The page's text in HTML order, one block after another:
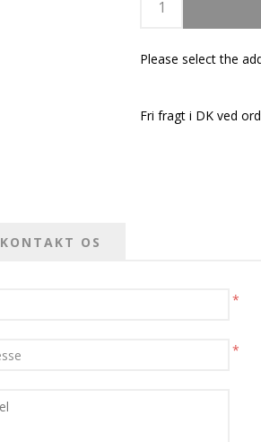
Please select the
Fri fragt i DK ved
KONTAKT OS
*
*